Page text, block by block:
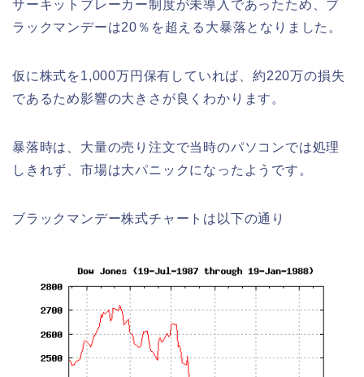
サーキットブレーカー制度が未導入であったため、ブ
ラックマンデーは20％を超える大暴落となりました。
仮に株式を1,000万円保有していれば、約220万の損失
であるため影響の大きさが良くわかります。
暴落時は、大量の売り注文で当時のパソコンでは処理
しきれず、市場は大パニックになったようです。
ブラックマンデー株式チャートは以下の通り